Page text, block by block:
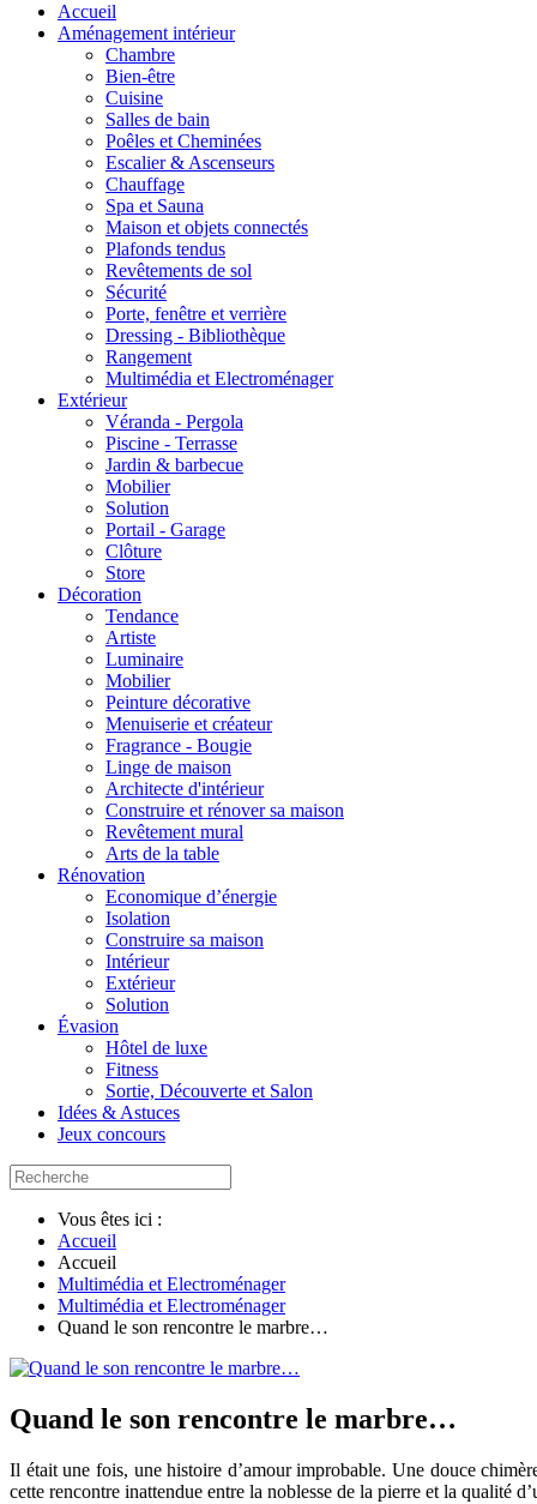
Accueil
Aménagement intérieur
Chambre
Bien-être
Cuisine
Salles de bain
Poêles et Cheminées
Escalier & Ascenseurs
Chauffage
Spa et Sauna
Maison et objets connectés
Plafonds tendus
Revêtements de sol
Sécurité
Porte, fenêtre et verrière
Dressing - Bibliothèque
Rangement
Multimédia et Electroménager
Extérieur
Véranda - Pergola
Piscine - Terrasse
Jardin & barbecue
Mobilier
Solution
Portail - Garage
Clôture
Store
Décoration
Tendance
Artiste
Luminaire
Mobilier
Peinture décorative
Menuiserie et créateur
Fragrance - Bougie
Linge de maison
Architecte d'intérieur
Construire et rénover sa maison
Revêtement mural
Arts de la table
Rénovation
Economique d’énergie
Isolation
Construire sa maison
Intérieur
Extérieur
Solution
Évasion
Hôtel de luxe
Fitness
Sortie, Découverte et Salon
Idées & Astuces
Jeux concours
Vous êtes ici :
Accueil
Accueil
Multimédia et Electroménager
Multimédia et Electroménager
Quand le son rencontre le marbre…
Quand le son rencontre le marbre…
Il était une fois, une histoire d’amour improbable. Une douce
cette rencontre inattendue entre la noblesse de la pierre et la qualité